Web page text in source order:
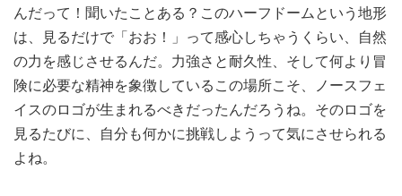
んだって！聞いたことある？このハーフドームという地形
は、見るだけで「おお！」って感心しちゃうくらい、自然
の力を感じさせるんだ。力強さと耐久性、そして何より冒
険に必要な精神を象徴しているこの場所こそ、ノースフェ
イスのロゴが生まれるべきだったんだろうね。そのロゴを
見るたびに、自分も何かに挑戦しようって気にさせられる
よね。